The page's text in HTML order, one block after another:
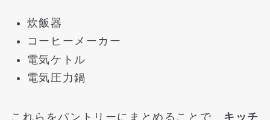
炊飯器
コーヒーメーカー
電気ケトル
電気圧力鍋
これらをパントリーにまとめることで、 キッチ